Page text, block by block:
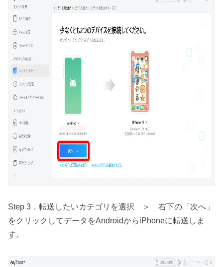
Step 3．転送したいカテゴリを選択 ＞ 右下の「次へ」
をクリックしてデータをAndroidからiPhoneに転送しま
す。